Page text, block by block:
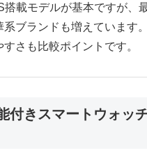
搭載モデルが基本ですが、
ブランドも増えています。
さも比較ポイントです。
付きスマートウォッ